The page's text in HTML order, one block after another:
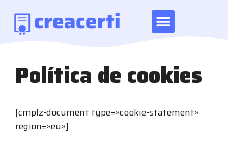
Política de cookies
[cmplz-document type=»cookie-statement»
region=»eu»]